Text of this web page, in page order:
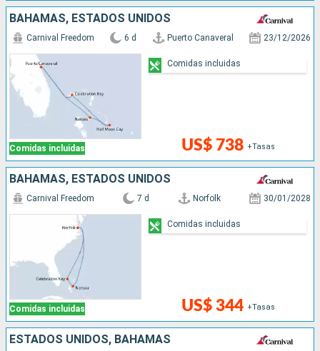
BAHAMAS, ESTADOS UNIDOS
Comidas incluidas
Carnival Freedom 6 d Puerto Canaveral 23/12/2026
US$ 738 +Tasas
Comidas incluidas
BAHAMAS, ESTADOS UNIDOS
Comidas incluidas
Carnival Freedom 7 d Norfolk 30/01/2028
US$ 344 +Tasas
Comidas incluidas
ESTADOS UNIDOS, BAHAMAS